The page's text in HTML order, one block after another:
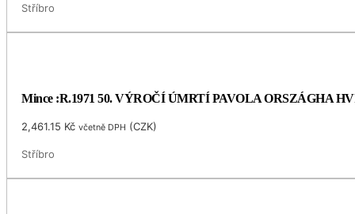
Stříbro
Mince :R.1971 50. VÝROČÍ ÚMRTÍ PAVOLA ORSZÁGHA
2,461.15 Kč včetně DPH (CZK)
Stříbro